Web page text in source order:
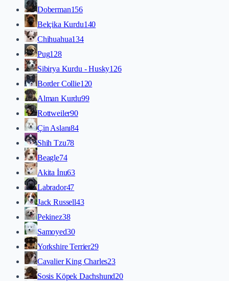
Doberman156
Belçika Kurdu140
Chihuahua134
Pug128
Sibirya Kurdu - Husky126
Border Collie120
Alman Kurdu99
Rottweiler90
Çin Aslanı84
Shih Tzu78
Beagle74
Akita İnu63
Labrador47
Jack Russell43
Pekinez38
Samoyed30
Yorkshire Terrier29
Cavalier King Charles23
Sosis Köpek Dachshund20